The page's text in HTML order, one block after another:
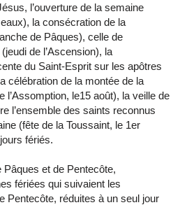
l’ouverture de la semaine
la consécration de la
de Pâques), celle de
de l’Ascension), la
du Saint-Esprit sur les apôtres
célébration de la montée de la
l’Assomption, le15 août), la veille de
l’ensemble des saints reconnus
(fête de la Toussaint, le 1er
fériés.
et de Pentecôte,
fériées qui suivaient les
Pentecôte, réduites à un seul jour